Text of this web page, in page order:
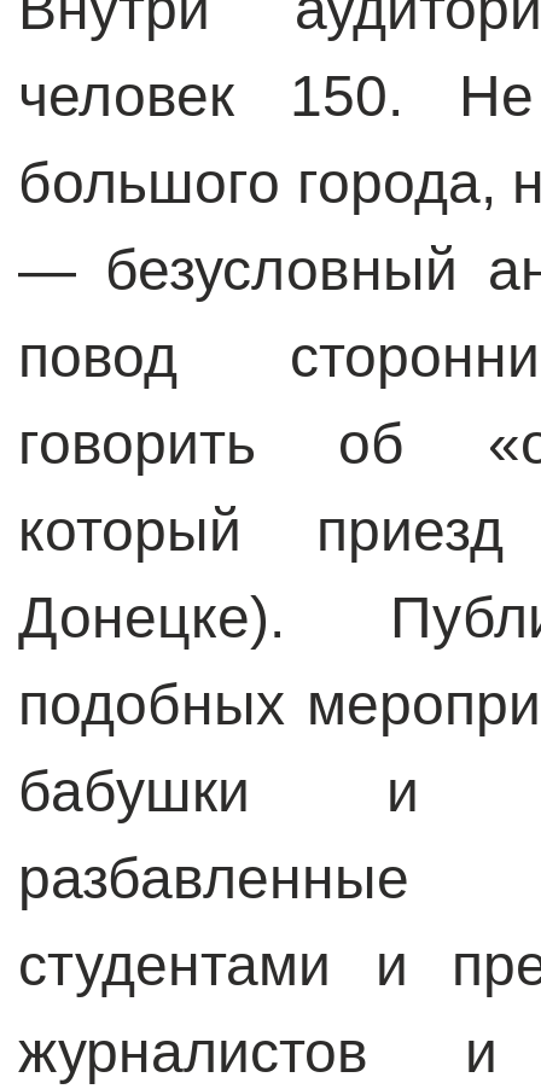
человек 150.
большого города,
— безусловный
повод
говорить об
который
Донецке).
подобных
бабушки и
студентами и
журналистов